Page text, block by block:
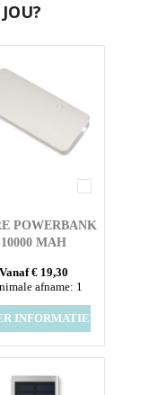
POWERBANK
10000 MAH
Vanaf € 19,30
afname: 1
INFORMATIE